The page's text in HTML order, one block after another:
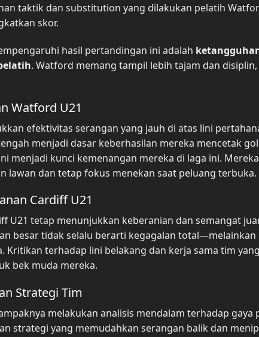
taktik dan substitution yang dilakukan pelatih
skor.
hasil pertandingan ini adalah
. Watford memang tampil lebih tajam dan
Watford U21
efektivitas serangan yang jauh di atas lini
menjadi dasar keberhasilan mereka mencetak
menjadi kunci kemenangan mereka di laga ini.
lawan dan tetap fokus menekan saat peluang terbuka.
Cardiff U21
U21 tetap menunjukkan keberanian dan semangat
besar tidak selalu berarti kegagalan
Kritikan terhadap lini belakang dan kerja sama tim
bek muda mereka.
Strategi Tim
melakukan analisis mendalam terhadap gaya
strategi yang memudahkan serangan balik dan